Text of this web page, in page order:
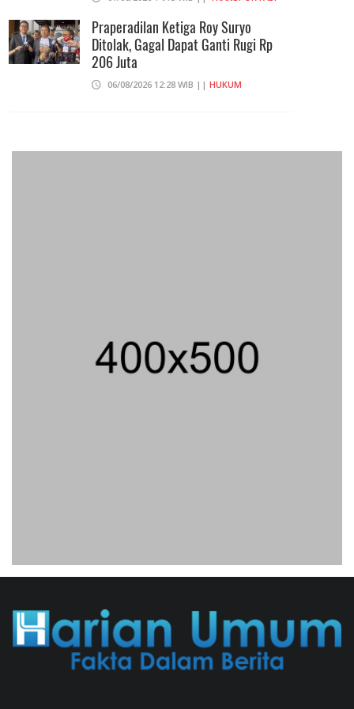
Praperadilan Ketiga Roy Suryo
Ditolak, Gagal Dapat Ganti Rugi Rp
206 Juta
06/08/2026 12:28 WIB || HUKUM
SPPG Karangturi
04/08/2026 18:37 WIB || HUKUM
Analis: Pembalasan Iran Jika
Buku Dan Diskusi UU Perekonomian